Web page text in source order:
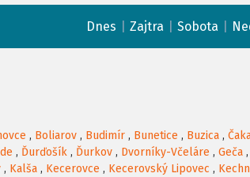
Dnes Zajtra Sobota
, Boliarov , Budimír , Bunetice , Buzica ,
, Ďurďošík , Ďurkov , Dvorníky-Včeláre , Geča ,
, Kalša , Kecerovce , Kecerovský Lipovec ,